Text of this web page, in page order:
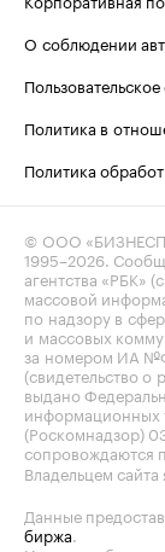
О соблюдении
Политика в
Политика
© ООО
1995–2026 .
агентства «РБК»
массовой
по надзору в
и массовых
за номером ИА
(свидетельство
выдано
информационных
(Роскомнадзор)
сопровождаются
Владельцем
Данные
биржа